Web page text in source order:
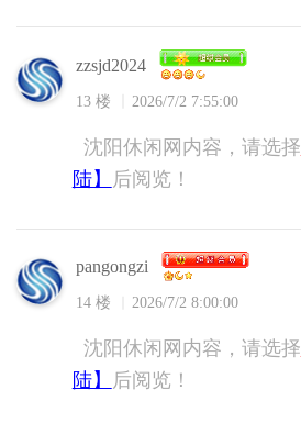
zzsjd2024
13 楼 2026/7/2 7:55:00
沈阳休闲网内容，请选择
陆】
后阅览！
pangongzi
14 楼 2026/7/2 8:00:00
沈阳休闲网内容，请选择
陆】
后阅览！